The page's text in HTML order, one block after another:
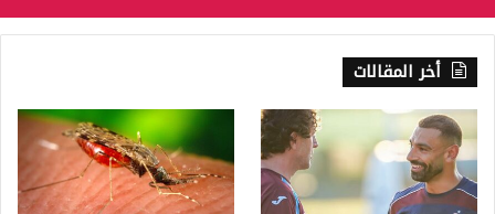
أخر المقالات